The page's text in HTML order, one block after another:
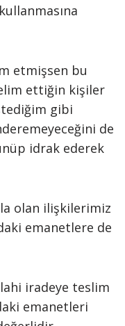
etmişsen bu
ettiğin kişiler
gibi
de
idrak ederek
olan ilişkilerimiz
emanetlere de
iradeye teslim
emanetleri